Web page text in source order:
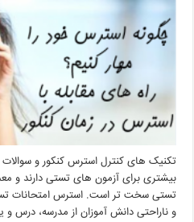
تکنیک های کنترل استرس کنکور و
بیشتری برای آزمون های تستی دارند و
تستی سخت تر است. استرس امتحانات
و ناراحتی دانش آموزان از مدرسه، درس و